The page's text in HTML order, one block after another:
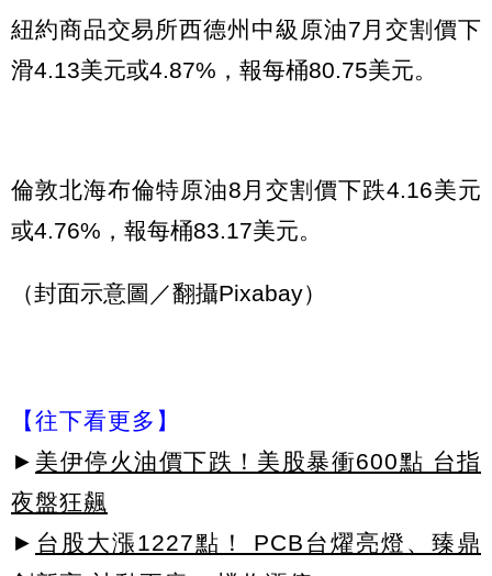
紐約商品交易所西德州中級原油7月交割價下
滑4.13美元或4.87%，報每桶80.75美元。
倫敦北海布倫特原油8月交割價下跌4.16美元
或4.76%，報每桶83.17美元。
（封面示意圖／翻攝Pixabay）
【往下看更多】
► 美伊停火油價下跌！美股暴衝600點 台指
夜盤狂飆
► 台股大漲1227點！ PCB台燿亮燈、臻鼎